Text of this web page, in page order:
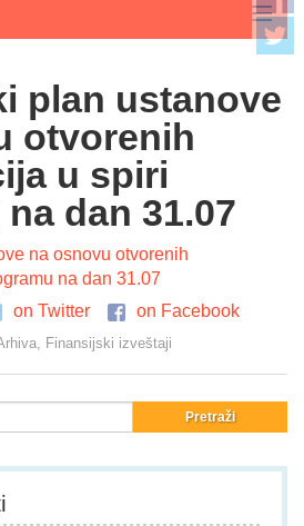
plan ustanove
otvorenih
u spiri
dan 31.07
na osnovu otvorenih
na dan 31.07
on Twitter on Facebook
, Finansijski izveštaji